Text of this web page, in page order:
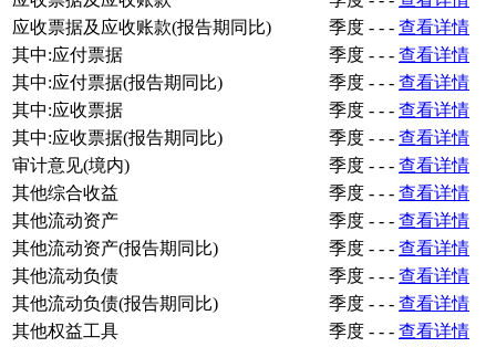
应收票据及应收账款(报告期同比)
季度 - - - 查看详情
其中:应付票据
季度 - - - 查看详情
其中:应付票据(报告期同比)
季度 - - - 查看详情
其中:应收票据
季度 - - - 查看详情
其中:应收票据(报告期同比)
季度 - - - 查看详情
审计意见(境内)
季度 - - - 查看详情
其他综合收益
季度 - - - 查看详情
其他流动资产
季度 - - - 查看详情
其他流动资产(报告期同比)
季度 - - - 查看详情
其他流动负债
季度 - - - 查看详情
其他流动负债(报告期同比)
季度 - - - 查看详情
其他权益工具
季度 - - - 查看详情